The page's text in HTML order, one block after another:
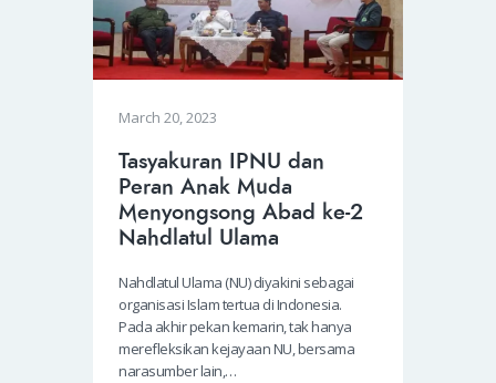
March 20, 2023
Tasyakuran IPNU dan
Peran Anak Muda
Menyongsong Abad ke-2
Nahdlatul Ulama
Nahdlatul Ulama (NU) diyakini sebagai
organisasi Islam tertua di Indonesia.
Pada akhir pekan kemarin, tak hanya
merefleksikan kejayaan NU, bersama
narasumber lain,…